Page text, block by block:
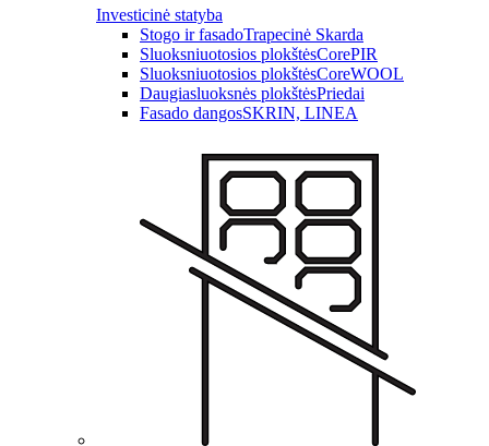
Investicinė statyba
Stogo ir fasadoTrapecinė Skarda
Sluoksniuotosios plokštėsCorePIR
Sluoksniuotosios plokštėsCoreWOOL
Daugiasluoksnės plokštėsPriedai
Fasado dangosSKRIN, LINEA